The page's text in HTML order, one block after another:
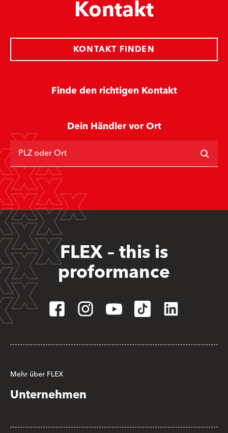
Kontakt
Finde den richtigen Kontakt
KONTAKT FINDEN
Dein Händler vor Ort
PLZ oder Ort
FLEX – this is
proformance
Mehr über FLEX
Unternehmen